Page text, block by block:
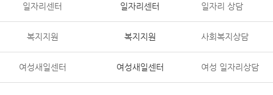
일자리센터 일자리센터 일자리 상담
복지지원 복지지원 사회복지상담
여성새일센터 여성새일센터 여성 일자리상담